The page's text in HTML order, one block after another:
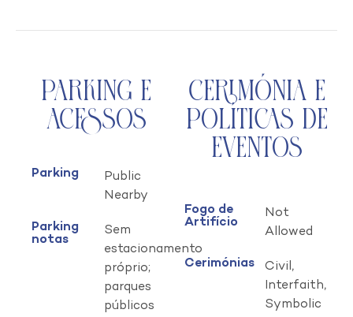
Parking e
Acessos
Parking
Public
Nearby
Parking
notas
Sem
estacionamento
próprio;
parques
públicos
Cerimónia e
Políticas de
Eventos
Fogo de
Artifício
Not
Allowed
Cerimónias
Civil,
Interfaith,
Symbolic